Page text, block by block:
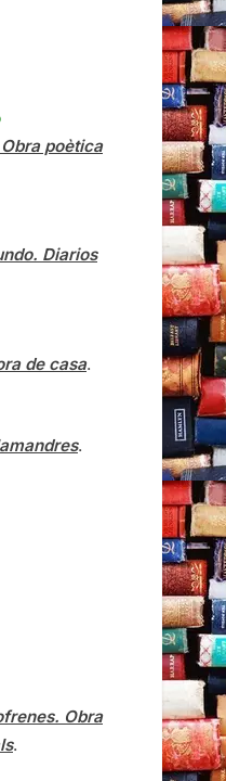
poètica
Diarios
de casa.
.
Obra
.